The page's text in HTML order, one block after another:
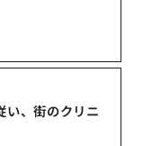
い、街のクリニ